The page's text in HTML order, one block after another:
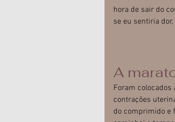
hora de sair do
se eu sentiria
A
Foram
contrações
do comprimido e